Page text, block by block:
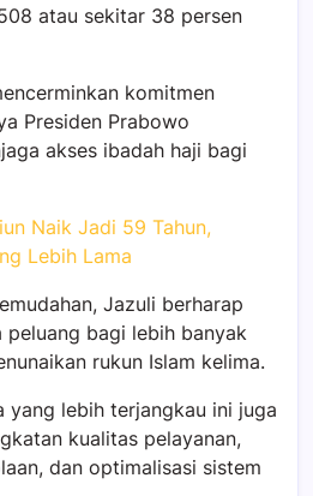
atau sekitar 38 persen
komitmen
Presiden Prabowo
akses ibadah haji bagi
Naik Jadi 59 Tahun,
Lebih Lama
Jazuli berharap
peluang bagi lebih banyak
rukun Islam kelima.
yang lebih terjangkau ini juga
kualitas pelayanan,
dan optimalisasi sistem